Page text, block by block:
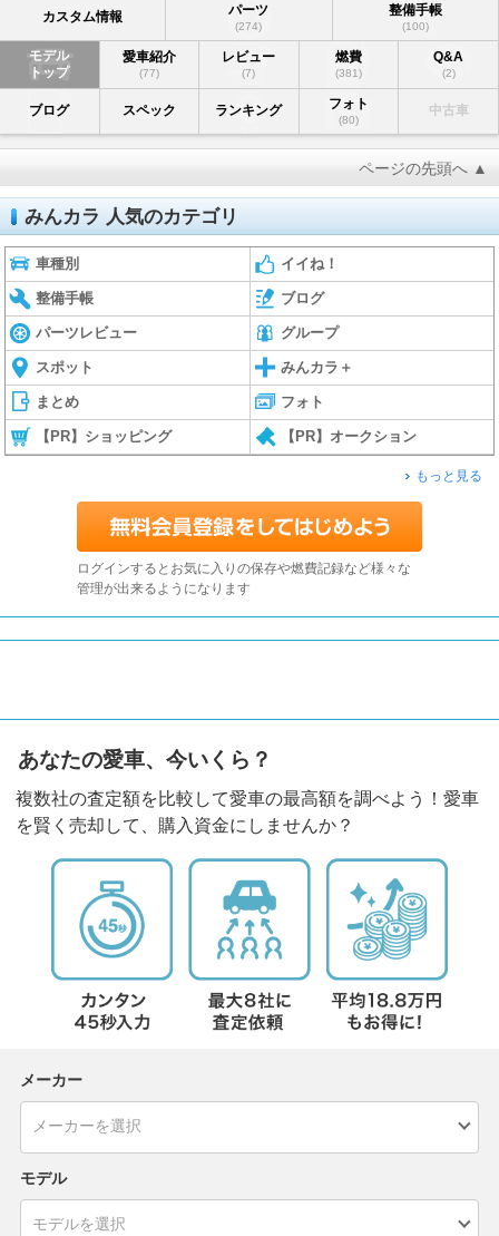
カスタム情報 パーツ
(274)
整備手帳
(100)
モデル
トップ
愛車紹介
(77)
レビュー
(7)
燃費
(381)
Q&A
(2)
ブログ スペック ランキング フォト
(80)
中古車
ページの先頭へ ▲
みんカラ 人気のカテゴリ
車種別 イイね！
整備手帳 ブログ
パーツレビュー グループ
スポット みんカラ＋
まとめ フォト
【PR】ショッピング 【PR】オークション
もっと見る
ログインするとお気に入りの保存や燃費記録など様々な
管理が出来るようになります
あなたの愛車、今いくら？
複数社の査定額を比較して愛車の最高額を調べよう！愛車
を賢く売却して、購入資金にしませんか？
メーカー
モデル